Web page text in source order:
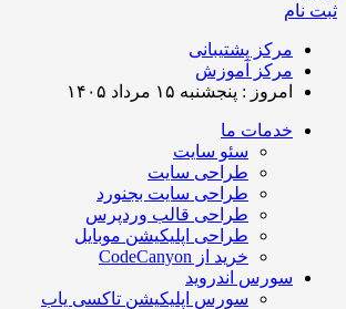
ثبت نام
مرکز پشتیبانی
مرکز آموزش
امروز : پنجشنبه ۱۵ مرداد ۱۴۰۵
خدمات ما
سئو سایت
طراحی سایت
طراحی سایت بجنورد
طراحی قالب وردپرس
طراحی اپلیکیشن موبایل
خرید از CodeCanyon
سورس اندروید
سورس اپلیکیشن تاکسی یاب